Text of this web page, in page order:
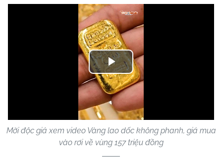
Play
Video
Mời độc giả xem video Vàng lao dốc không phanh, giá mua
vào rơi về vùng 157 triệu đồng